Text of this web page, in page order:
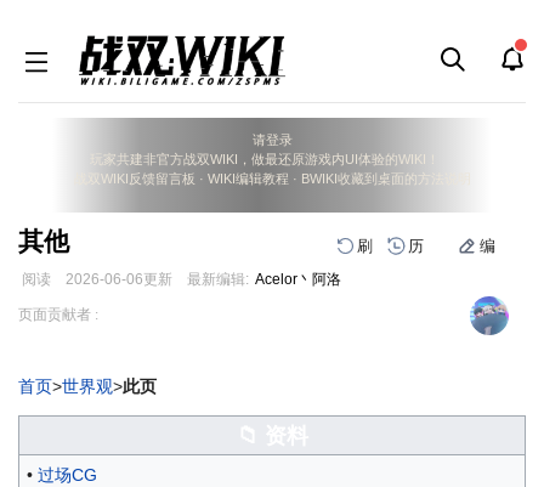
请登录
玩家共建非官方战双WIKI，做最还原游戏内UI体验的WIKI！
战双WIKI反馈留言板 · WIKI编辑教程 · BWIKI收藏到桌面的方法说明
其他 刷 历 编
阅读 2026-06-06更新 最新编辑: Acelor丶阿洛
跳
航
跳
索
页面贡献者 :
首页>世界观>此页
• 过场CG